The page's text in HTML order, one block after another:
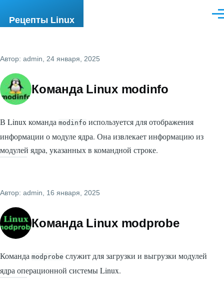
Рецепты Linux
Автор: admin , 24 января, 2025
Команда Linux modinfo
В Linux команда modinfo используется для отображения
информации о модуле ядра. Она извлекает информацию из
модулей ядра, указанных в командной строке.
Автор: admin , 16 января, 2025
Команда Linux modprobe
Команда modprobe служит для загрузки и выгрузки модулей
ядра операционной системы Linux.